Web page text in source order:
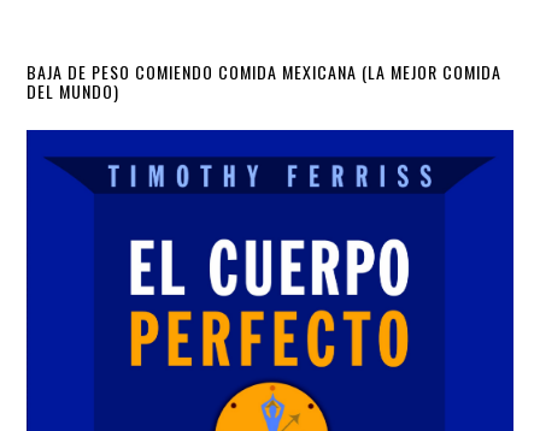
Primary
Sidebar
BAJA DE PESO COMIENDO COMIDA MEXICANA (LA MEJOR COMIDA
DEL MUNDO)